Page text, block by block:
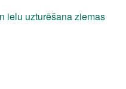
ielu uzturēšana ziemas